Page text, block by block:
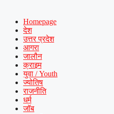
Homepage
देश
उत्तर प्रदेश
आगरा
जालौन
क्राइम
युवा / Youth
ज्योतिष
राजनीति
धर्म
जॉब